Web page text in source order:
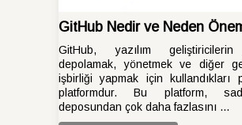
GitHub Nedir ve Neden
GitHub, yazılım geliştiricilerin
depolamak, yönetmek ve diğer
işbirliği yapmak için kullandıkları
platformdur. Bu platform,
deposundan çok daha fazlasını ...